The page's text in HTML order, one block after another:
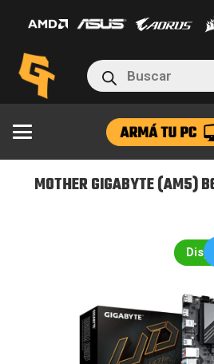
Búsqueda
de
productos
MOTHER GIGABYTE (AM5)
B650M
D3HP
DDR5
cantidad